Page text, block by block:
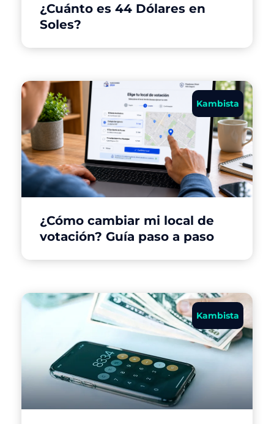
¿Cuánto es 44 Dólares en
Soles?
Kambista
¿Cómo cambiar mi local de
votación? Guía paso a paso
Kambista